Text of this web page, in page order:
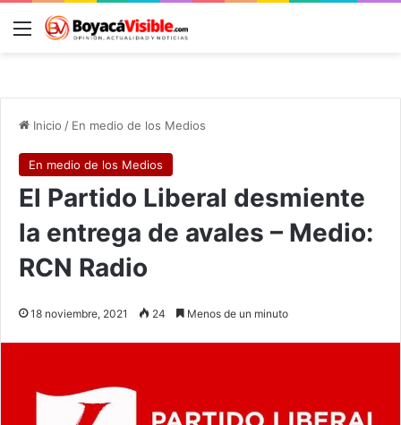
Menú
Inicio / En medio de los Medios
En medio de los Medios
El Partido Liberal desmiente
la entrega de avales – Medio:
RCN Radio
18 noviembre, 2021 24 Menos de un minuto